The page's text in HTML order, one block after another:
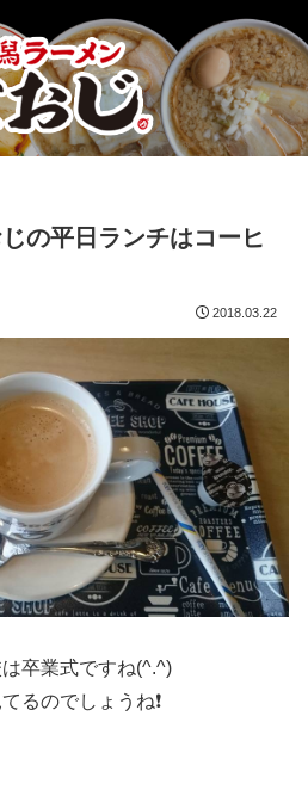
じの平日ランチはコーヒ
2018.03.22
卒業式ですね(^.^)
るのでしょうね❗